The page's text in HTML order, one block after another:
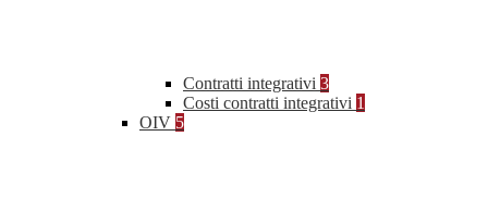
Contratti integrativi 3
Costi contratti integrativi 1
OIV 5